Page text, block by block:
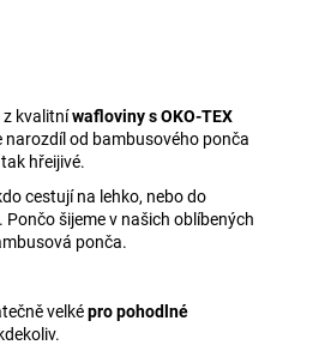
z kvalitníwafloviny s OKO-TEX
narozdíl od bambusového ponča
hřeijivé.
cestují na lehko, nebo do
Pončo šijeme v našich oblíbených
ponča.
velképro pohodlné